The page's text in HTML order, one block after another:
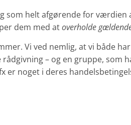
som helt afgørende for værdien
dem med atoverholde
Vi ved nemlig, at vi både
– og en gruppe, som
noget i deres